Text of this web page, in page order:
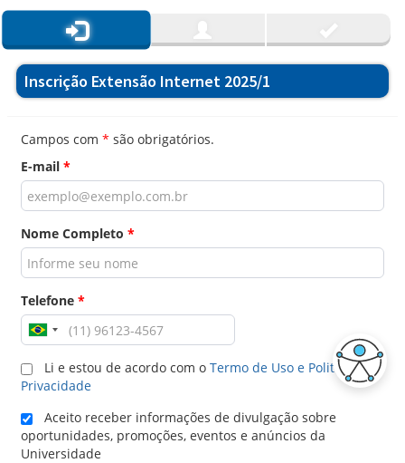
Inscrição Extensão Internet 2025/1
Campos com * são obrigatórios.
E-mail *
Nome Completo *
Telefone *
Li e estou de acordo com o Termo de Uso e Politica de
Privacidade
Aceito receber informações de divulgação sobre
oportunidades, promoções, eventos e anúncios da
Universidade